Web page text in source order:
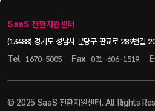
SaaS 전환지원센터
(13488) 경기도 성남시 분당구 판교로 289번길
Tel 1670-5005 Fax 031-606-1519
© 2025 SaaS 전환지원센터. All Rights